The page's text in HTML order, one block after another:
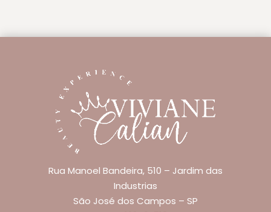
Rua Manoel Bandeira, 510 – Jardim das
Industrias
São José dos Campos – SP